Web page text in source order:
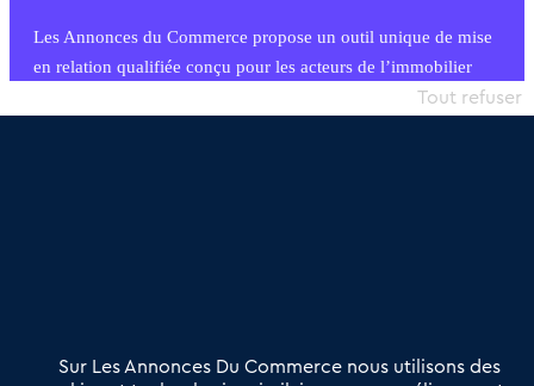
Les Annonces du Commerce propose un outil unique de mise
en relation qualifiée conçu pour les acteurs de l’immobilier
commercial et les collectivités territoriales, simple et intégrant
Offres Pro
Actualités
Sur Les Annonces Du Commerce nous utilisons des
Tout refuser